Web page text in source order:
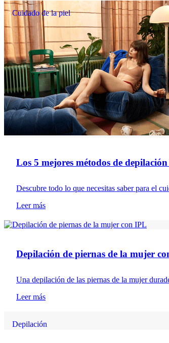
Cuidado de la piel
Los 5 mejores métodos de
Descubre todo lo que necesitas saber para el
Leer más
Depilación de piernas de la mujer
Una depilación de las piernas de la mujer
Leer más
Depilación